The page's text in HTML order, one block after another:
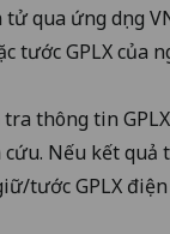
qua ứng dụng
tước GPLX
thông tin
Nếu kết quả
tước GPLX